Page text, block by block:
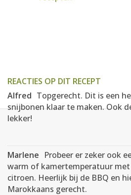
REACTIES OP DIT RECEPT
Alfred Topgerecht. Dit is een
snijbonen klaar te maken. Ook
lekker!
Marlene Probeer er zeker ook
warm of kamertemperatuur
citroen. Heerlijk bij de BBQ en
Marokkaans gerecht.